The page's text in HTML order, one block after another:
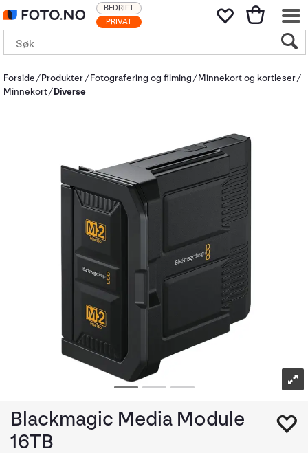
PRIVAT
BEDRIFT
Forside Produkter Fotografering og filming
Minnekort og kortleser
Minnekort Diverse
Blackmagic Media Module
16TB